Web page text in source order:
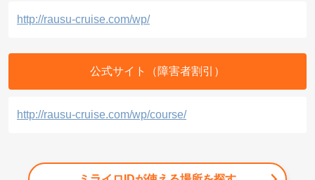
http://rausu-cruise.com/wp/
公式サイト（障害者割引）
http://rausu-cruise.com/wp/course/